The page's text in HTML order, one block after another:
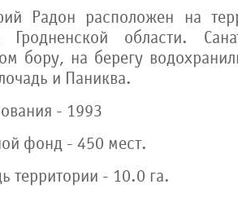
Радон расположен на
Гродненской области.
бору, на берегу
и Паниква.
- 1993
фонд - 450 мест.
территории - 10.0 га.